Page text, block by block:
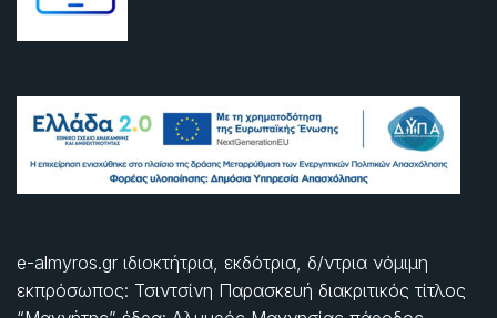
e-almyros.gr ιδιοκτήτρια, εκδότρια, δ/ντρια νόμιμη
εκπρόσωπος: Τσιντσίνη Παρασκευή διακριτικός τίτλος